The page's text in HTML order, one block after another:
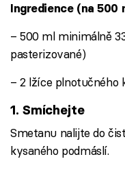
Ingredience (na 500
– 500 ml minimálně
pasterizované)
– 2 lžíce plnotučného
1. Smíchejte
Smetanu nalijte do
kysaného podmáslí.